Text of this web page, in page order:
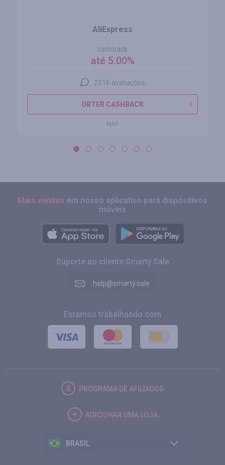
AliExpress
cashback
até 5.00%
2316 avaliações
OBTER CASHBACK
MAIS
Mais vendas em nosso aplicativo para dispositivos
móveis
Suporte ao cliente Smarty.Sale
help@smarty.sale
Estamos trabalhando com
PROGRAMA DE AFILIADOS
ADICIONAR UMA LOJA
BRASIL